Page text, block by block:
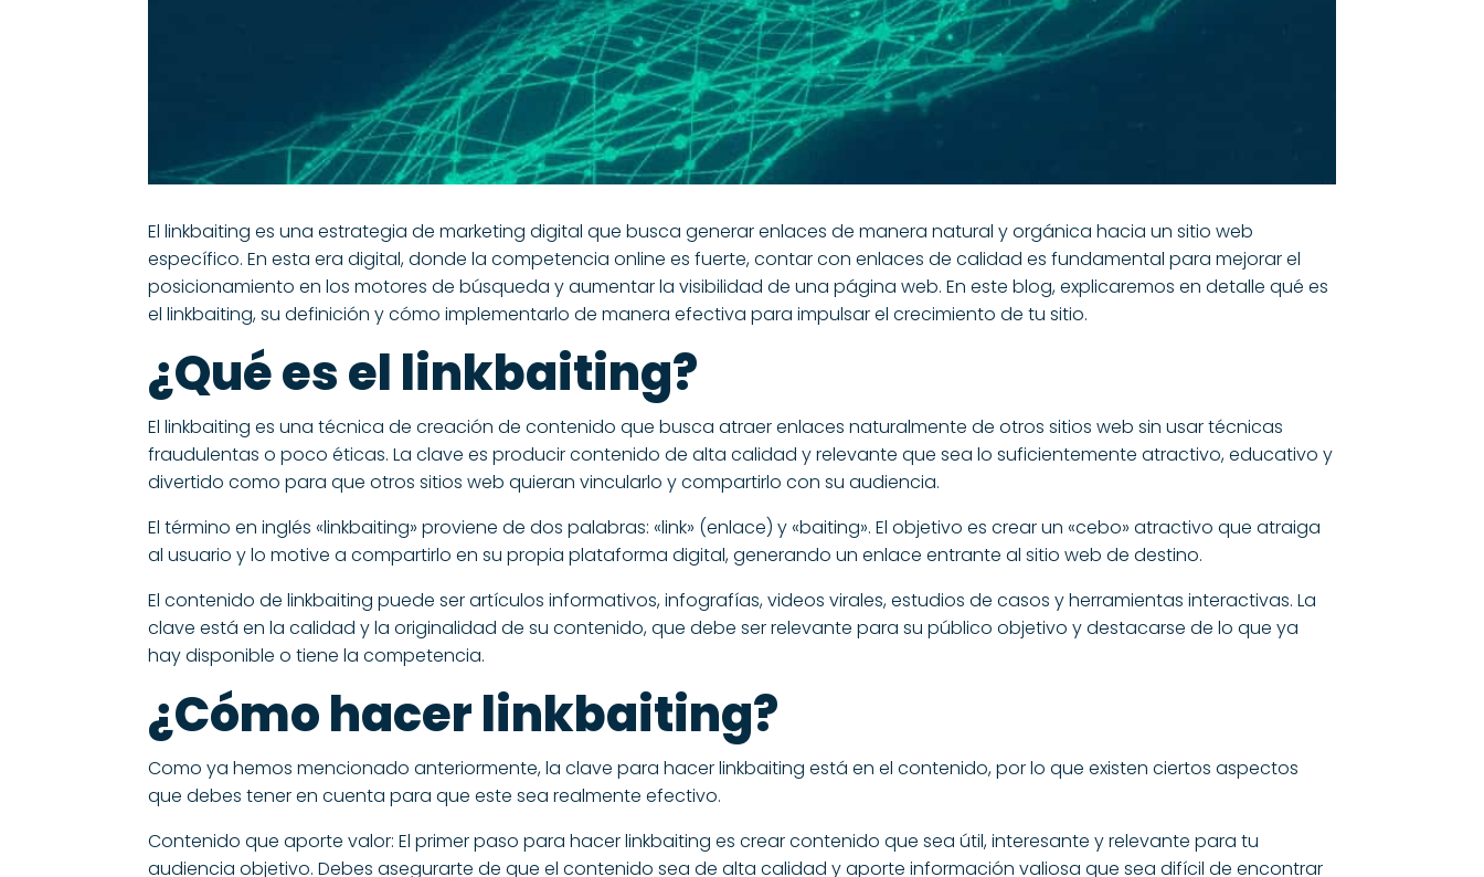
El linkbaiting es una estrategia de marketing digital que busca generar enlaces de manera natural y orgánica hacia un sitio web
específico. En esta era digital, donde la competencia online es fuerte, contar con enlaces de calidad es fundamental para mejorar el
posicionamiento en los motores de búsqueda y aumentar la visibilidad de una página web. En este blog, explicaremos en detalle qué es
el linkbaiting, su definición y cómo implementarlo de manera efectiva para impulsar el crecimiento de tu sitio.
¿Qué es el linkbaiting?
El linkbaiting es una técnica de creación de contenido que busca atraer enlaces naturalmente de otros sitios web sin usar técnicas
fraudulentas o poco éticas. La clave es producir contenido de alta calidad y relevante que sea lo suficientemente atractivo, educativo y
divertido como para que otros sitios web quieran vincularlo y compartirlo con su audiencia.
El término en inglés «linkbaiting» proviene de dos palabras: «link» (enlace) y «baiting». El objetivo es crear un «cebo» atractivo que atraiga
al usuario y lo motive a compartirlo en su propia plataforma digital, generando un enlace entrante al sitio web de destino.
El contenido de linkbaiting puede ser artículos informativos, infografías, videos virales, estudios de casos y herramientas interactivas. La
clave está en la calidad y la originalidad de su contenido, que debe ser relevante para su público objetivo y destacarse de lo que ya
hay disponible o tiene la competencia.
¿Cómo hacer linkbaiting?
Como ya hemos mencionado anteriormente, la clave para hacer linkbaiting está en el contenido, por lo que existen ciertos aspectos
que debes tener en cuenta para que este sea realmente efectivo.
Contenido que aporte valor: El primer paso para hacer linkbaiting es crear contenido que sea útil, interesante y relevante para tu
audiencia objetivo. Debes asegurarte de que el contenido sea de alta calidad y aporte información valiosa que sea difícil de encontrar